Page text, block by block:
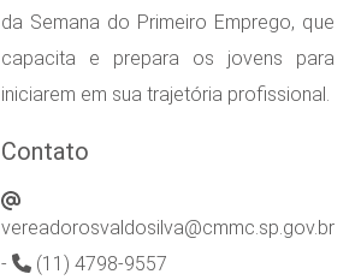
da Semana do Primeiro Emprego, que
capacita e prepara os jovens para
iniciarem em sua trajetória profissional.
Contato
vereadorosvaldosilva@cmmc.sp.gov.br
-
(11) 4798-9557